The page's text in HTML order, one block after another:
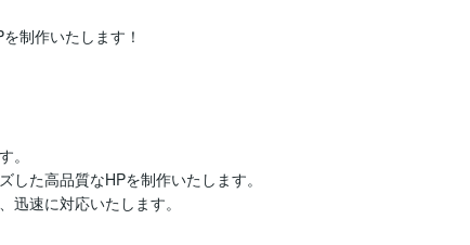
制作いたします！
。
た高品質なHPを制作いたします。
迅速に対応いたします。